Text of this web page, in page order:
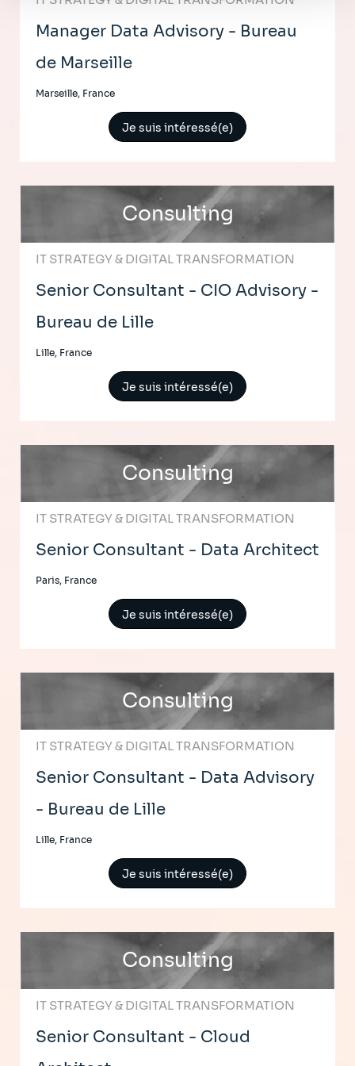
Manager Data Advisory - Bureau
de Marseille
Marseille, France
Je suis intéressé(e)
Consulting
IT STRATEGY & DIGITAL TRANSFORMATION
Senior Consultant - CIO Advisory -
Bureau de Lille
Lille, France
Je suis intéressé(e)
Consulting
IT STRATEGY & DIGITAL TRANSFORMATION
Senior Consultant - Data Architect
Paris, France
Je suis intéressé(e)
Consulting
IT STRATEGY & DIGITAL TRANSFORMATION
Senior Consultant - Data Advisory
- Bureau de Lille
Lille, France
Je suis intéressé(e)
Consulting
IT STRATEGY & DIGITAL TRANSFORMATION
Senior Consultant - Cloud